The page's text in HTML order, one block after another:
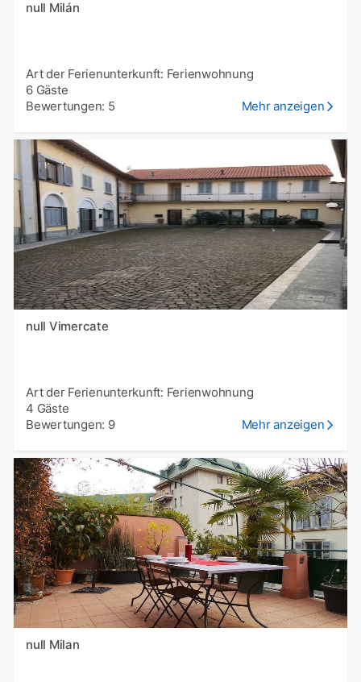
null Milán
Art der Ferienunterkunft: Ferienwohnung
6 Gäste
Bewertungen: 5
Mehr anzeigen
null Vimercate
Art der Ferienunterkunft: Ferienwohnung
4 Gäste
Bewertungen: 9
Mehr anzeigen
null Milan